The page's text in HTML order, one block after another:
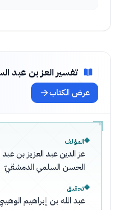
تفسير العز بن عبد
عرض الكتاب
المؤلف
عز الدين عبد العزيز بن
الحسن السلمي الدمشقيّ
تحقيق
عبد الله بن إبراهيم